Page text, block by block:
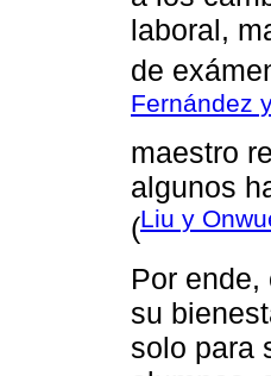
laboral,
de
Fernández
maestro
algunos
(Liu y
Por
su
solo para